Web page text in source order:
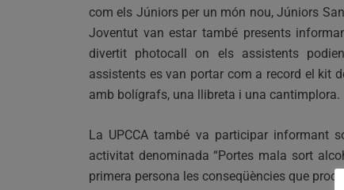
com els Júniors per un món nou, Júniors
Joventut van estar també presents
divertit photocall on els assistents
assistents es van portar com a record el kit
amb bolígrafs, una llibreta i una cantimplora.
La UPCCA també va participar informant
activitat denominada “Portes mala sort
primera persona les conseqüències que